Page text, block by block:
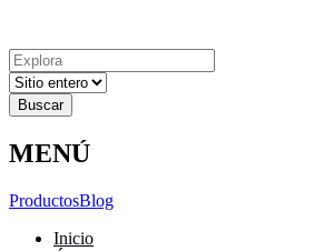
Resultados
para
MENÚ
ProductosBlog
Inicio